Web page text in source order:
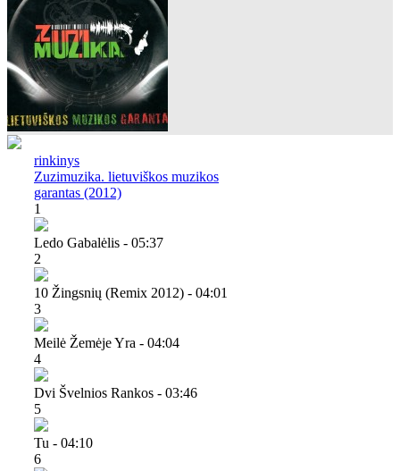
rinkinys
Zuzimuzika. lietuviškos muzikos
garantas (2012)
1
Ledo Gabalėlis - 05:37
2
10 Žingsnių (remix 2012) - 04:01
3
Meilė Žemėje Yra - 04:04
4
Dvi Švelnios Rankos - 03:46
5
Tu - 04:10
6